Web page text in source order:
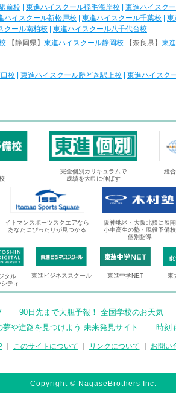
前校 東進ハイスクール稲毛海岸校 東進ハイスク
ハイスクール新松戸校 東進ハイスクール千葉校 東
クール南柏校
東進ハイスクール八千代台校
【静岡県】 東進ハイスクール静岡校 【奈良県】 東
校 東進ハイスクール勝どき駅上校 東進ハイスク
完全個別カリキュラムで
成績を大巾に伸ばす
総
イトマンスポーツスクエアなら
あなたにぴったりが見つかる
阪神地区・大阪北摂に展開
小中高生の塾・現役予備校
個別指導
タル
ティ
東進ビジネススクール 東進中学NET 東
90日先まで大胆予報！ 全国学校のお天気
夢や進路を見つけよう 未来発見サイト 時刻
｜ このサイトについて リンクについて お問い
Copyright © NagaseBrothers Inc.